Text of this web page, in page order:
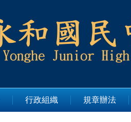
行政組織 規章辦法